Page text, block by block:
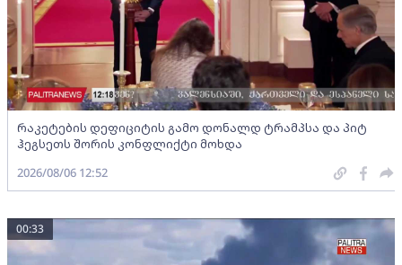
რაკეტების დეფიციტის გამო დონალდ ტრამპსა და პიტ
ჰეგსეთს შორის კონფლიქტი მოხდა
2026/08/06 12:52
00:33